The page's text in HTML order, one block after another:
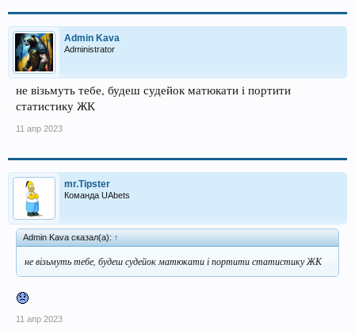
Admin Kava
Administrator
не візьмуть тебе, будеш судейок матюкати і портити
статистику ЖК
11 апр 2023
mr.Tipster
Команда UAbets
Admin Kava сказал(а): ↑
не візьмуть тебе, будеш судейок матюкати і портити статистику ЖК
11 апр 2023